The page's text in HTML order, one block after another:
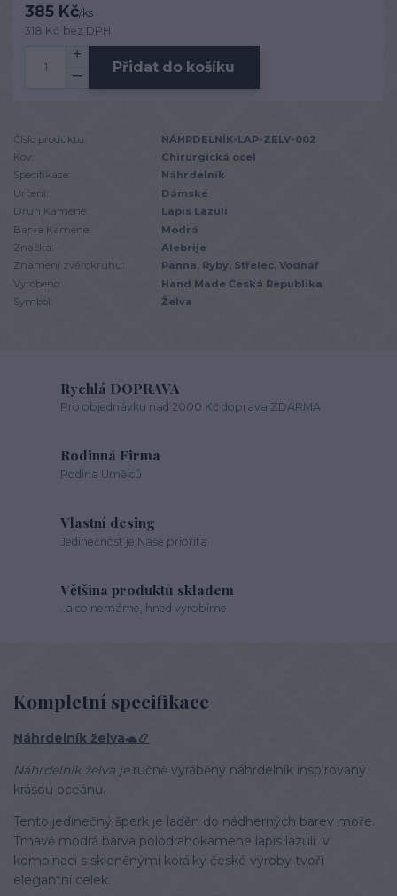
385 Kč/ks
318 Kč bez DPH
Přidat do košíku
Číslo produktu:
NÁHRDELNÍK-LAP-ZELV-002
Kov:
Chirurgická ocel
Specifikace:
Náhrdelník
Určení:
Dámské
Druh Kamene:
Lapis Lazuli
Barva Kamene:
Modrá
Značka:
Alebrije
Znamení zvěrokruhu:
Panna, Ryby, Střelec, Vodnář
Vyrobeno:
Hand Made Česká Republika
Symbol:
Želva
Rychlá DOPRAVA
Pro objednávku nad 2000 Kč doprava ZDARMA
Rodinná Firma
Rodina Umělců
Vlastní desing
Jedinečnost je Naše priorita
Většina produktů skladem
..a co nemáme, hned vyrobíme
Kompletní specifikace
Náhrdelník želva🐢📿
Náhrdelník želva je ručně vyráběný náhrdelník inspirovaný
krásou oceánu.
Tento jedinečný šperk je laděn do nádherných barev moře.
Tmavě modrá barva polodrahokamene lapis lazuli v
kombinaci s skleněnými korálky české výroby tvoří
elegantní celek.